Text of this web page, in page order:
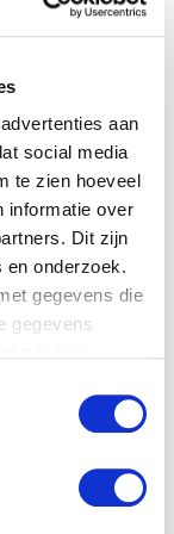
aan
social media
te zien hoeveel
informatie over
Dit zijn
en onderzoek.
gegevens die
gegevens
risico’s? Kijk
zich
over?
hierover
zorgen.